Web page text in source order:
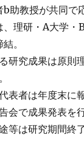
b助教授が共同で
、理研・A大学・
。
研究成果は原則
表者は年度末に
会で成果発表を行
等は研究期間終